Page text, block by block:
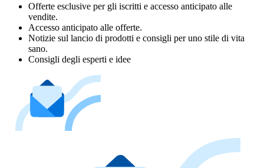
Offerte esclusive per gli iscritti e accesso anticipato alle
vendite.
Accesso anticipato alle offerte.
Notizie sul lancio di prodotti e consigli per uno stile di vita
sano.
Consigli degli esperti e idee